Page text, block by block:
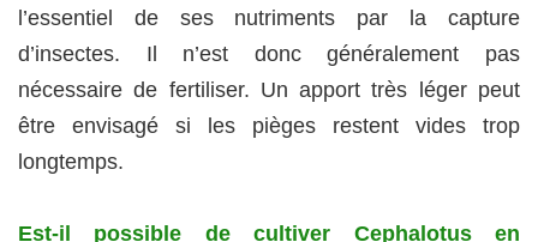
l’essentiel de ses nutriments par la capture
d’insectes. Il n’est donc généralement pas
nécessaire de fertiliser. Un apport très léger peut
être envisagé si les pièges restent vides trop
longtemps.
Est-il possible de cultiver Cephalotus en